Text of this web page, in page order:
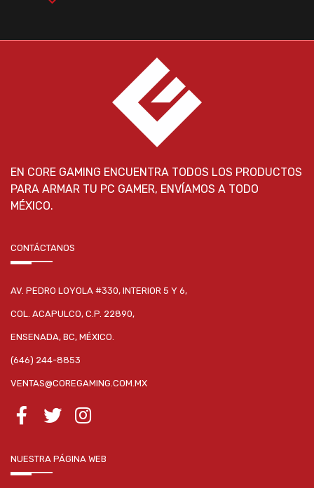
EN CORE GAMING ENCUENTRA TODOS LOS PRODUCTOS
PARA ARMAR TU PC GAMER, ENVÍAMOS A TODO
MÉXICO.
CONTÁCTANOS
AV. PEDRO LOYOLA #330, INTERIOR 5 Y 6,
COL. ACAPULCO, C.P. 22890,
ENSENADA, BC, MÉXICO.
(646) 244-8853
VENTAS@COREGAMING.COM.MX
NUESTRA PÁGINA WEB